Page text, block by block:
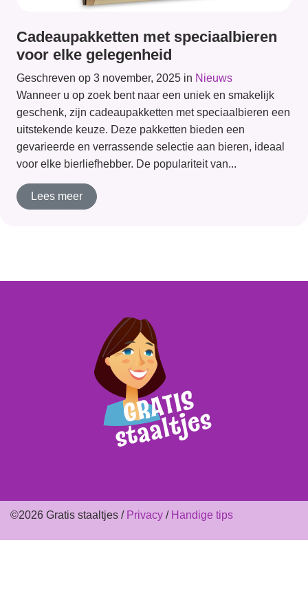
Cadeaupakketten met speciaalbieren
voor elke gelegenheid
Geschreven op 3 november, 2025 in Nieuws
Wanneer u op zoek bent naar een uniek en smakelijk
geschenk, zijn cadeaupakketten met speciaalbieren een
uitstekende keuze. Deze pakketten bieden een
gevarieerde en verrassende selectie aan bieren, ideaal
voor elke bierliefhebber. De populariteit van...
Lees meer
©2026 Gratis staaltjes / Privacy / Handige tips